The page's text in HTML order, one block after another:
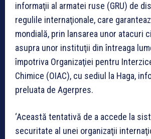
informaţii al armatei ruse (GRU) de
regulile internaţionale, care
mondială, prin lansarea unor atacuri
asupra unor instituţii din întreaga
împotriva Organizaţiei pentru
Chimice (OIAC), cu sediul la Haga,
preluata de Agerpres.
‘Această tentativă de a accede la
securitate al unei organizaţii